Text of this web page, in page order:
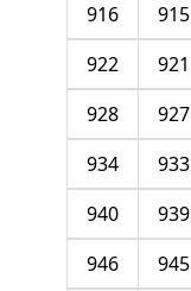
915
916
921
922
927
928
933
934
939
940
945
946